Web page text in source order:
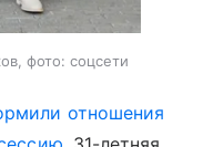
фото: соцсети
отношения